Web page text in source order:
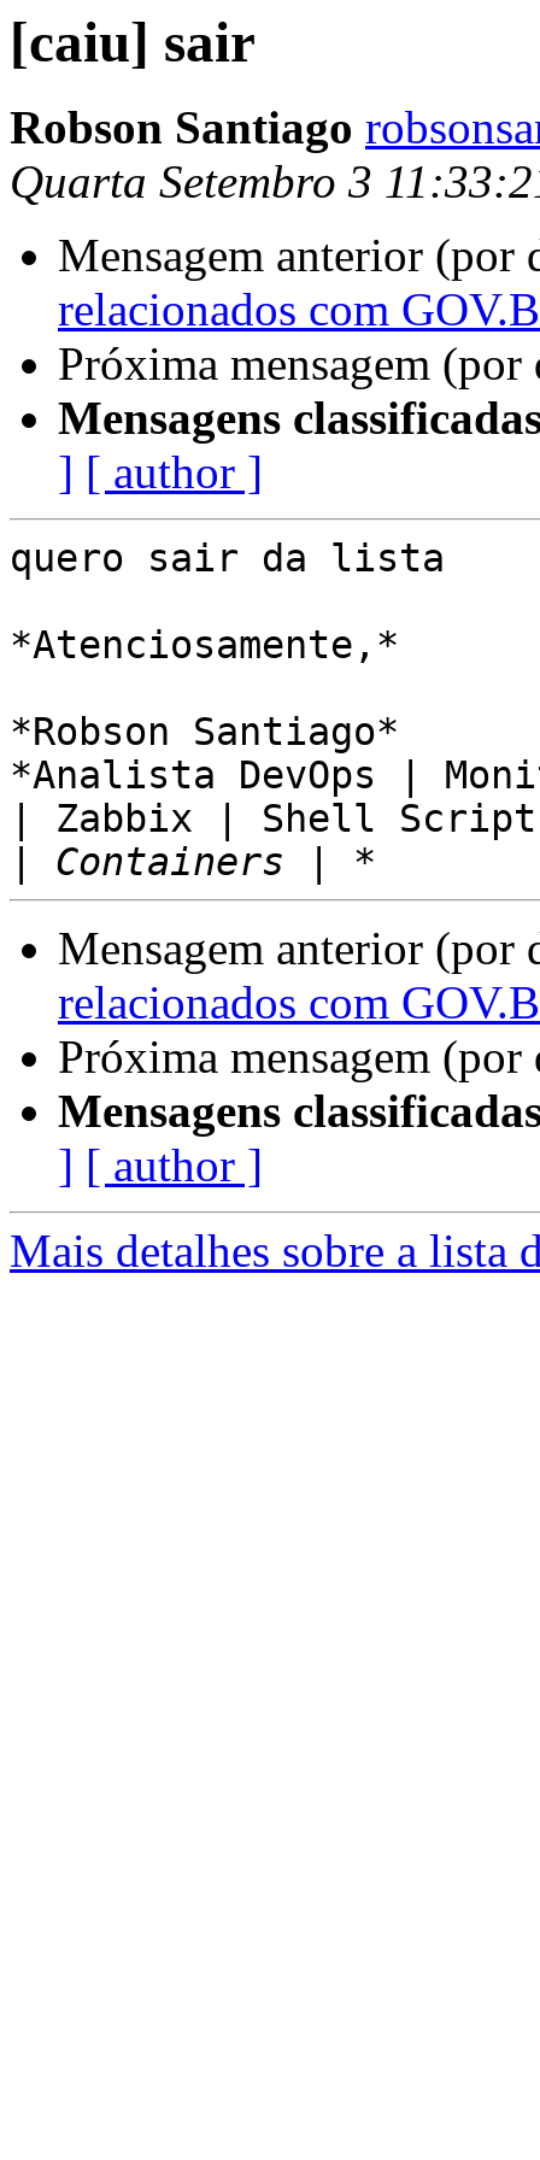
[caiu] sair
Robson Santiago
Quarta Setembro 3
Mensagem anterior (por
relacionados com
Próxima mensagem
Mensagens
] [ author ]
quero sair da lista
*Atenciosamente,*
*Robson Santiago*
*Analista DevOps |
| Zabbix | Shell Script
Mensagem anterior (por
relacionados com
Próxima mensagem
Mensagens
] [ author ]
Mais detalhes sobre a lista